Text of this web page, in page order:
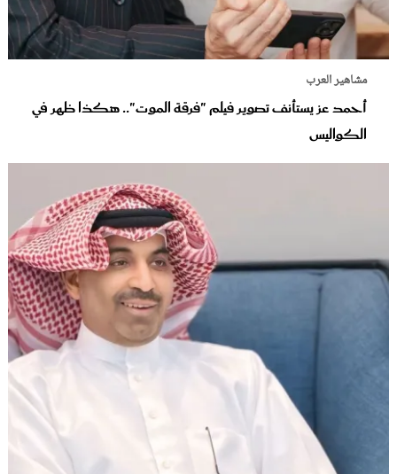
مشاهير العرب
أحمد عز يستأنف تصوير فيلم "فرقة الموت".. هكذا ظهر في
الكواليس